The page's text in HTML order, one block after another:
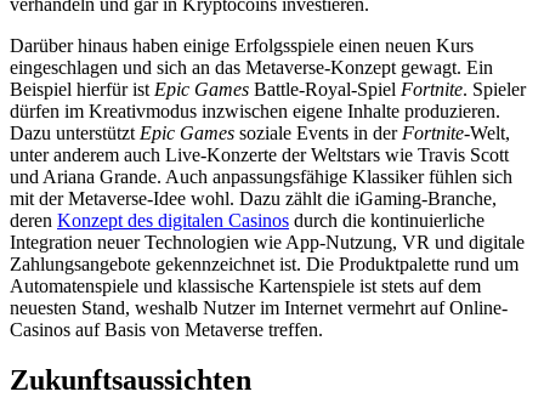
Darüber hinaus haben einige Erfolgsspiele einen neuen Kurs
eingeschlagen und sich an das Metaverse-Konzept gewagt. Ein
Beispiel hierfür ist Epic Games Battle-Royal-Spiel Fortnite. Spieler
dürfen im Kreativmodus inzwischen eigene Inhalte produzieren.
Dazu unterstützt Epic Games soziale Events in der Fortnite-Welt,
unter anderem auch Live-Konzerte der Weltstars wie Travis Scott
und Ariana Grande. Auch anpassungsfähige Klassiker fühlen sich
mit der Metaverse-Idee wohl. Dazu zählt die iGaming-Branche,
deren Konzept des digitalen Casinos durch die kontinuierliche
Integration neuer Technologien wie App-Nutzung, VR und digitale
Zahlungsangebote gekennzeichnet ist. Die Produktpalette rund um
Automatenspiele und klassische Kartenspiele ist stets auf dem
neuesten Stand, weshalb Nutzer im Internet vermehrt auf Online-
Casinos auf Basis von Metaverse treffen.
Zukunftsaussichten